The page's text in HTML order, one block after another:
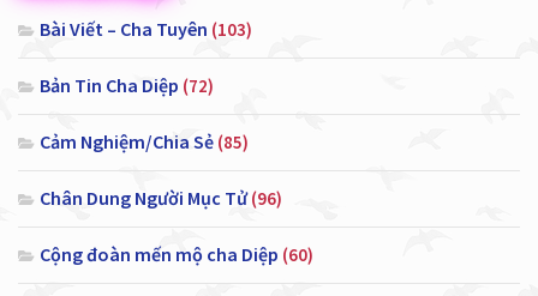
Bài Viết – Cha Tuyên (103)
Bản Tin Cha Diệp (72)
Cảm Nghiệm/Chia Sẻ (85)
Chân Dung Người Mục Tử(96)
Cộng đoàn mến mộ cha Diệp (60)